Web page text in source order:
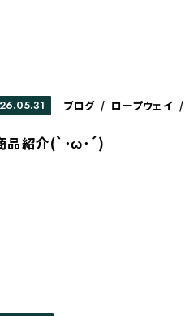
ブログ / ロープウェイ /
品紹介(`･ω･´)